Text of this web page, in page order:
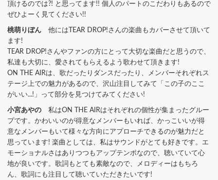
頂けるのでは?! と思ってます!! 個人のパートのこだわりもあるので
ぜひよーく見てください!!
桃萌りぼん 他にはTEAR DROP!さんの楽曲もカバーさせて頂いて
ます!
TEAR DROP!さんやファンの方にとって大切な楽曲だと思うので、
私達も大切に、愛されてもらえるよう歌わせて頂きます!
ON THE AIRは、歌だったりダンスだったり、メンバーそれぞれス
テージ上での魅力があるので、沢山注目してみて「この子のここ
がいい...!」って部分を見つけてみてください!
小宮あやの 私はON THE AIRはそれぞれの個性が集まったグルー
プです。かわいいのが得意なメンバーもいれば、かっこいいが得
意なメンバーもいて様々な方向にアプローチできるのが魅力だと
思っています! 楽曲としては、私はサウンドがとても好きです。エ
モーショナルさはありつつもアップテンポなので、聴いていて心
地が良いです。歌詞もとても素敵なので、メロディーはもちろ
ん、歌詞にも注目して聴いていただきたいです!